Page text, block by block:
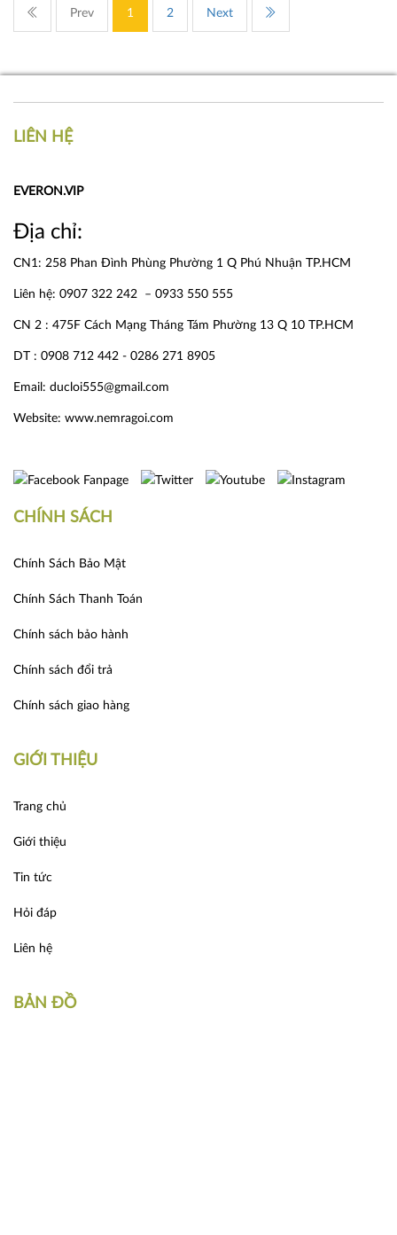
Prev 1 2 Next
LIÊN HỆ
EVERON.VIP
Địa chỉ:
CN1: 258 Phan Đình Phùng Phường 1 Q Phú Nhuận TP.HCM
Liên hệ: 0907 322 242 – 0933 550 555
CN 2 : 475F Cách Mạng Tháng Tám Phường 13 Q 10 TP.HCM
DT : 0908 712 442 - 0286 271 8905
Email: ducloi555@gmail.com
Website: www.nemragoi.com
CHÍNH SÁCH
Chính Sách Bảo Mật
Chính Sách Thanh Toán
Chính sách bảo hành
Chính sách đổi trả
Chính sách giao hàng
GIỚI THIỆU
Trang chủ
Giới thiệu
Tin tức
Hỏi đáp
Liên hệ
BẢN ĐỒ